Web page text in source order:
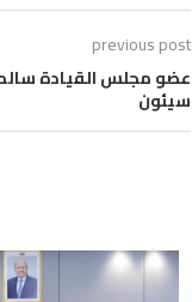
previous post
عضو مجلس القيادة
سيئون